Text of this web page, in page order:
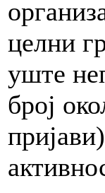
целни
уште
број